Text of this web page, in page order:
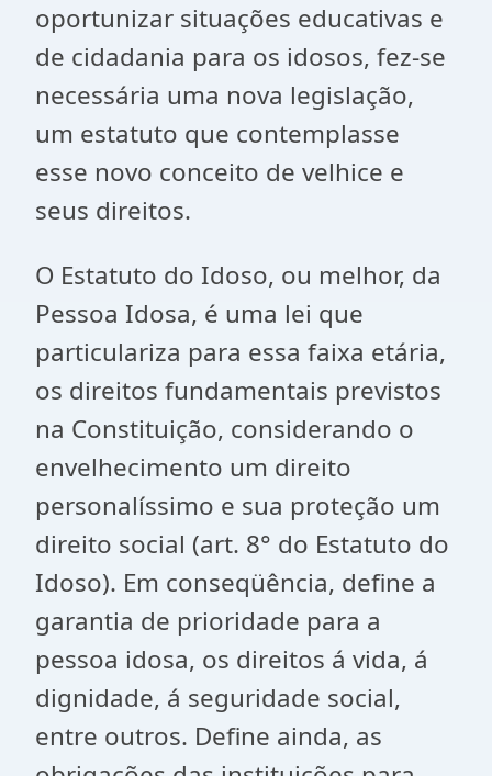
oportunizar situações educativas e
de cidadania para os idosos, fez-se
necessária uma nova legislação,
um estatuto que contemplasse
esse novo conceito de velhice e
seus direitos.
O Estatuto do Idoso, ou melhor, da
Pessoa Idosa, é uma lei que
particulariza para essa faixa etária,
os direitos fundamentais previstos
na Constituição, considerando o
envelhecimento um direito
personalíssimo e sua proteção um
direito social (art. 8° do Estatuto do
Idoso). Em conseqüência, define a
garantia de prioridade para a
pessoa idosa, os direitos á vida, á
dignidade, á seguridade social,
entre outros. Define ainda, as